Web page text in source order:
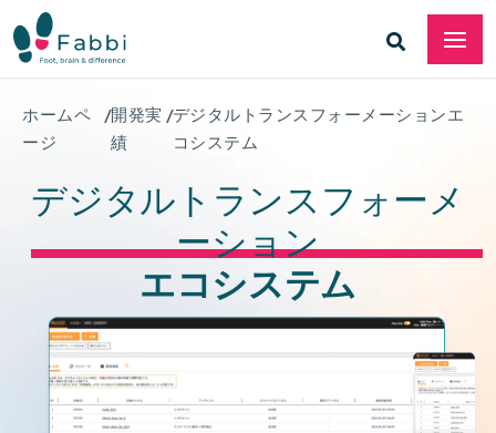
ホームペ
ージ
/開発実
績
/デジタルトランスフォーメーションエ
コシステム
デジタルトランスフォーメ
ーション
エコシステム